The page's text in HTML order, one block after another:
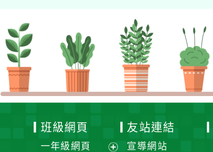
班級網頁
一年級網頁
友站連結
宣導網站